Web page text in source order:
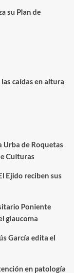
su Plan de
caídas en altura
Urba de Roquetas
Culturas
Ejido reciben sus
Poniente
glaucoma
García edita el
en patología